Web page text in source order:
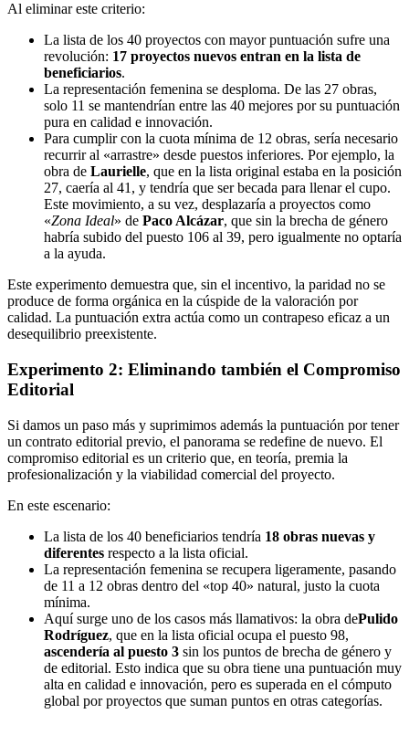
Al eliminar este criterio:
La lista de los 40 proyectos con mayor puntuación sufre una
revolución: 17 proyectos nuevos entran en la lista de
beneficiarios.
La representación femenina se desploma. De las 27 obras,
solo 11 se mantendrían entre las 40 mejores por su puntuación
pura en calidad e innovación.
Para cumplir con la cuota mínima de 12 obras, sería necesario
recurrir al «arrastre» desde puestos inferiores. Por ejemplo, la
obra de Laurielle, que en la lista original estaba en la posición
27, caería al 41, y tendría que ser becada para llenar el cupo.
Este movimiento, a su vez, desplazaría a proyectos como
«Zona Ideal» de Paco Alcázar, que sin la brecha de género
habría subido del puesto 106 al 39, pero igualmente no optaría
a la ayuda.
Este experimento demuestra que, sin el incentivo, la paridad no se
produce de forma orgánica en la cúspide de la valoración por
calidad. La puntuación extra actúa como un contrapeso eficaz a un
desequilibrio preexistente.
Experimento 2: Eliminando también el Compromiso
Editorial
Si damos un paso más y suprimimos además la puntuación por tener
un contrato editorial previo, el panorama se redefine de nuevo. El
compromiso editorial es un criterio que, en teoría, premia la
profesionalización y la viabilidad comercial del proyecto.
En este escenario:
La lista de los 40 beneficiarios tendría 18 obras nuevas y
diferentes respecto a la lista oficial.
La representación femenina se recupera ligeramente, pasando
de 11 a 12 obras dentro del «top 40» natural, justo la cuota
mínima.
Aquí surge uno de los casos más llamativos: la obra dePulido
Rodríguez, que en la lista oficial ocupa el puesto 98,
ascendería al puesto 3 sin los puntos de brecha de género y
de editorial. Esto indica que su obra tiene una puntuación muy
alta en calidad e innovación, pero es superada en el cómputo
global por proyectos que suman puntos en otras categorías.